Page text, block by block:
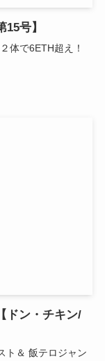
号】
体で6ETH超え！
ドン・チキン/
ト＆ 飯テロジャン